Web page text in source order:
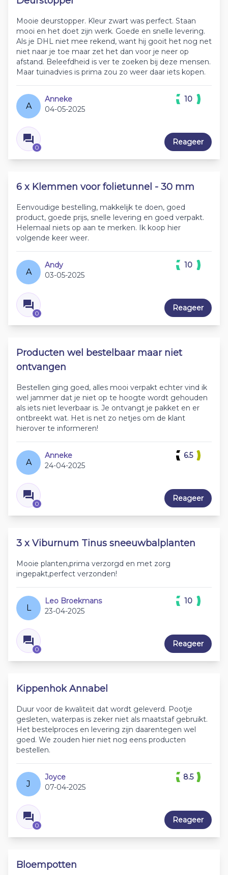
Mooie deurstopper. Kleur zwart was perfect. Staan
mooi en het doet zijn werk. Goede en snelle levering.
Als je DHL niet mee rekend, want hij gooit het nog net
niet naar je toe maar zet het dan voor je neer op
afstand. Beleefdheid is ver te zoeken bij deze mensen.
Maar tuinadvies is prima zou zo weer daar iets kopen.
A
Anneke
04-05-2025
0
10
Reageer
6 x Klemmen voor folietunnel - 30 mm
Eenvoudige bestelling, makkelijk te doen, goed
product, goede prijs, snelle levering en goed verpakt.
Helemaal niets op aan te merken. Ik koop hier
volgende keer weer.
A
Andy
03-05-2025
0
10
Reageer
Producten wel bestelbaar maar niet
ontvangen
Bestellen ging goed, alles mooi verpakt echter vind ik
wel jammer dat je niet op te hoogte wordt gehouden
als iets niet leverbaar is. Je ontvangt je pakket en er
ontbreekt wat. Het is net zo netjes om de klant
hierover te informeren!
A
Anneke
24-04-2025
0
6.5
Reageer
3 x Viburnum Tinus sneeuwbalplanten
Mooie planten,prima verzorgd en met zorg
ingepakt,perfect verzonden!
L
Leo Broekmans
23-04-2025
0
10
Reageer
Kippenhok Annabel
Duur voor de kwaliteit dat wordt geleverd. Pootje
gesleten, waterpas is zeker niet als maatstaf gebruikt.
Het bestelproces en levering zijn daarentegen wel
goed. We zouden hier niet nog eens producten
bestellen.
J
Joyce
07-04-2025
0
8.5
Reageer
Bloempotten